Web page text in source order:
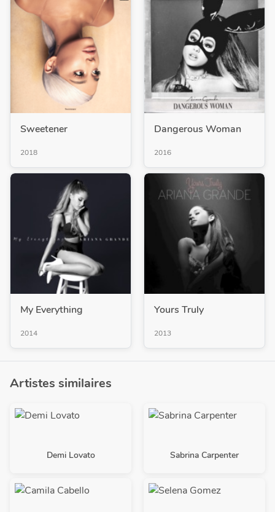
Sweetener
2018
Dangerous Woman
2016
My Everything
2014
Yours Truly
2013
Artistes similaires
Demi Lovato Sabrina Carpenter